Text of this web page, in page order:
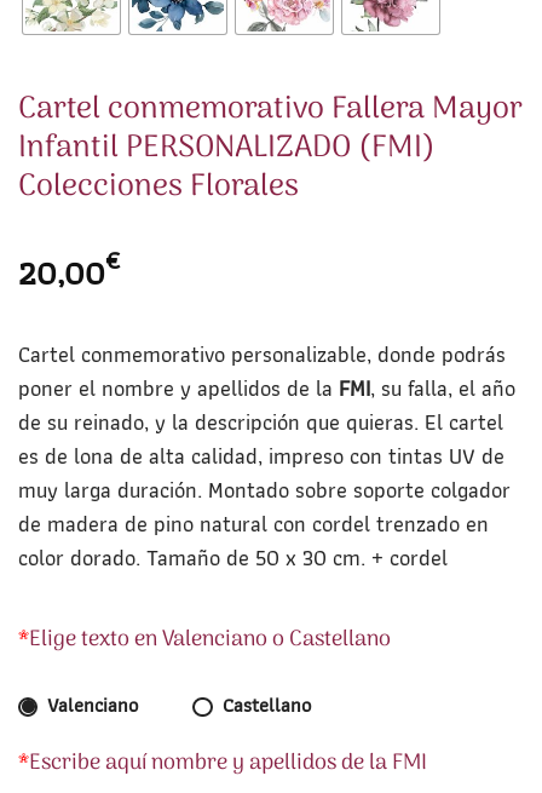
Cartel conmemorativo Fallera Mayor
Infantil PERSONALIZADO (FMI)
Colecciones Florales
20,00€
Cartel conmemorativo personalizable, donde podrás
poner el nombre y apellidos de la FMI, su falla, el año
de su reinado, y la descripción que quieras. El cartel
es de lona de alta calidad, impreso con tintas UV de
muy larga duración. Montado sobre soporte colgador
de madera de pino natural con cordel trenzado en
color dorado. Tamaño de 50 x 30 cm. + cordel
*Elige texto en Valenciano o Castellano
Valenciano Castellano
*Escribe aquí nombre y apellidos de la FMI